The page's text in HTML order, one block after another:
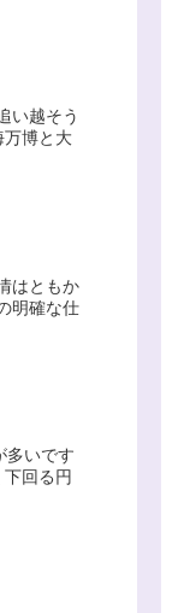
い越そう
万博と大
はともか
明確な仕
多いです
回る円